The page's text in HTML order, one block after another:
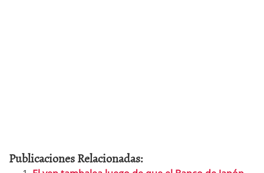
Publicaciones Relacionadas: